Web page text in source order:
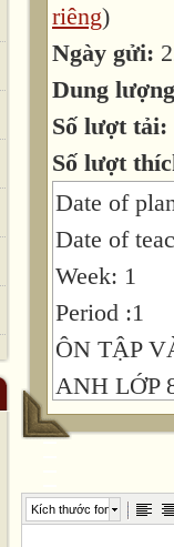
riêng)
Ngày gửi:
Dung
Số lượt tải:
Số lượt
Date of
Date of
Week: 1
Period :1
ÔN TẬP
ANH LỚP
I.
to review
Kích thước font